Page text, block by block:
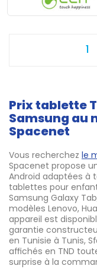
1
Prix tablette
Samsung au
Spacenet
Vous recherchez le
Spacenet propose
Android adaptées à
tablettes pour
Samsung Galaxy
modèles Lenovo,
appareil est
garantie
en Tunisie à Tunis,
affichés en TND
surprise à la